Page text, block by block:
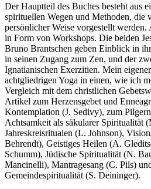
Der Hauptteil des Buches besteht aus
spirituellen Wegen und Methoden, die
persönlicher Weise vorgestellt werden.
in Form von Workshops. Die beiden
Bruno Brantschen geben Einblick in
in seinen Zugang zum Zen, und der
Ignatianischen Exerzitien. Mein
achtgliedrigen Yoga in einen, wie ich
Vergleich mit dem christlichen
Artikel zum Herzensgebet und
Kontemplation (J. Sedivy), zum
Achtsamkeit als säkularer Spiritualität
Jahreskreisritualen (L. Johnson),
Behrendt), Geistiges Heilen (A.
Schumm), Jüdische Spiritualität (N.
Mancinelli), Mantragesang (C. Pils)
Gemeindespiritualität (S. Deininger).